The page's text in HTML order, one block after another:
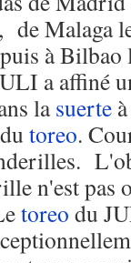
Malaga
à
a affiné
lasuerte
toreo.
n'est pas
toreo du